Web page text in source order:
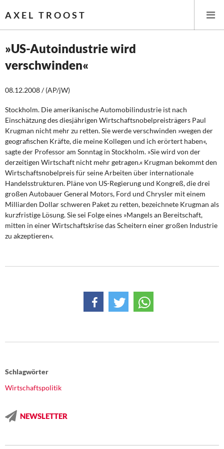
AXEL TROOST
Startseite
Themen
Leitlinien linker Wirtschafts- und Finanzpolitik
Wirtschaftspolitik
Steuer- und Finanzpolitik
Öffentliche Infrastruktur und Daseinsvorsorge
Eurokrise und Griechenland
DIE LINKE
Institut Solidarische Moderne
Kontakt
»US-Autoindustrie wird
verschwinden«
08.12.2008 / (AP/jW)
Stockholm. Die amerikanische Automobilindustrie ist nach
Einschätzung des diesjährigen Wirtschaftsnobelpreisträgers Paul
Krugman nicht mehr zu retten. Sie werde verschwinden »wegen der
geografischen Kräfte, die meine Kollegen und ich erörtert haben«,
sagte der Professor am Sonntag in Stockholm. »Sie wird von der
derzeitigen Wirtschaft nicht mehr getragen.« Krugman bekommt den
Wirtschaftsnobelpreis für seine Arbeiten über internationale
Handelsstrukturen. Pläne von US-Regierung und Kongreß, die drei
großen Autobauer General Motors, Ford und Chrysler mit einem
Milliarden Dollar schweren Paket zu retten, bezeichnete Krugman als
kurzfristige Lösung. Sie sei Folge eines »Mangels an Bereitschaft,
mitten in einer Wirtschaftskrise das Scheitern einer großen Industrie
zu akzeptieren«.
Schlagwörter
Wirtschaftspolitik
NEWSLETTER